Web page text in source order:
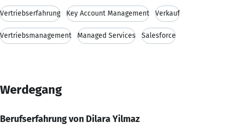
Vertriebserfahrung Key Account Management Verkauf
Vertriebsmanagement Managed Services Salesforce
Werdegang
Berufserfahrung von Dilara Yilmaz